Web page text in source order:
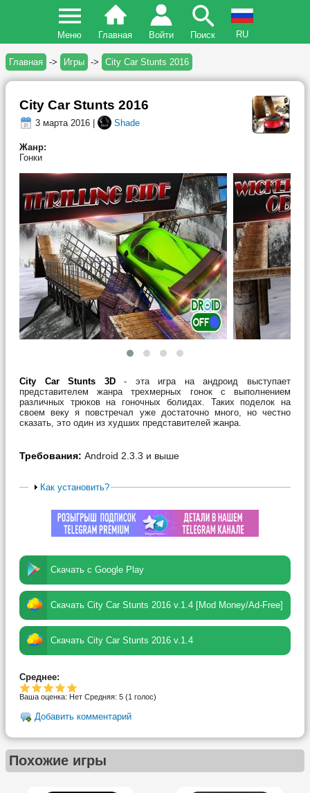
Меню Главная Войти Поиск RU
Главная -> Игры -> City Car Stunts 2016
City Car Stunts 2016
3 марта 2016 | Shade
Жанр:
Гонки
City Car Stunts 3D- эта игра на андроид выступает
представителем жанра трехмерных гонок с выполнением
различных трюков на гоночных болидах. Таких поделок на
своем веку я повстречал уже достаточно много, но честно
сказать, это один из худших представителей жанра.
Требования: Android 2.3.3 и выше
Как установить?
Скачать с Google Play
Скачать City Car Stunts 2016 v.1.4 [Mod Money/Ad-Free]
Скачать City Car Stunts 2016 v.1.4
Среднее:
Ваша оценка: Нет Средняя: 5 (1 голос)
Добавить комментарий
Похожие игры